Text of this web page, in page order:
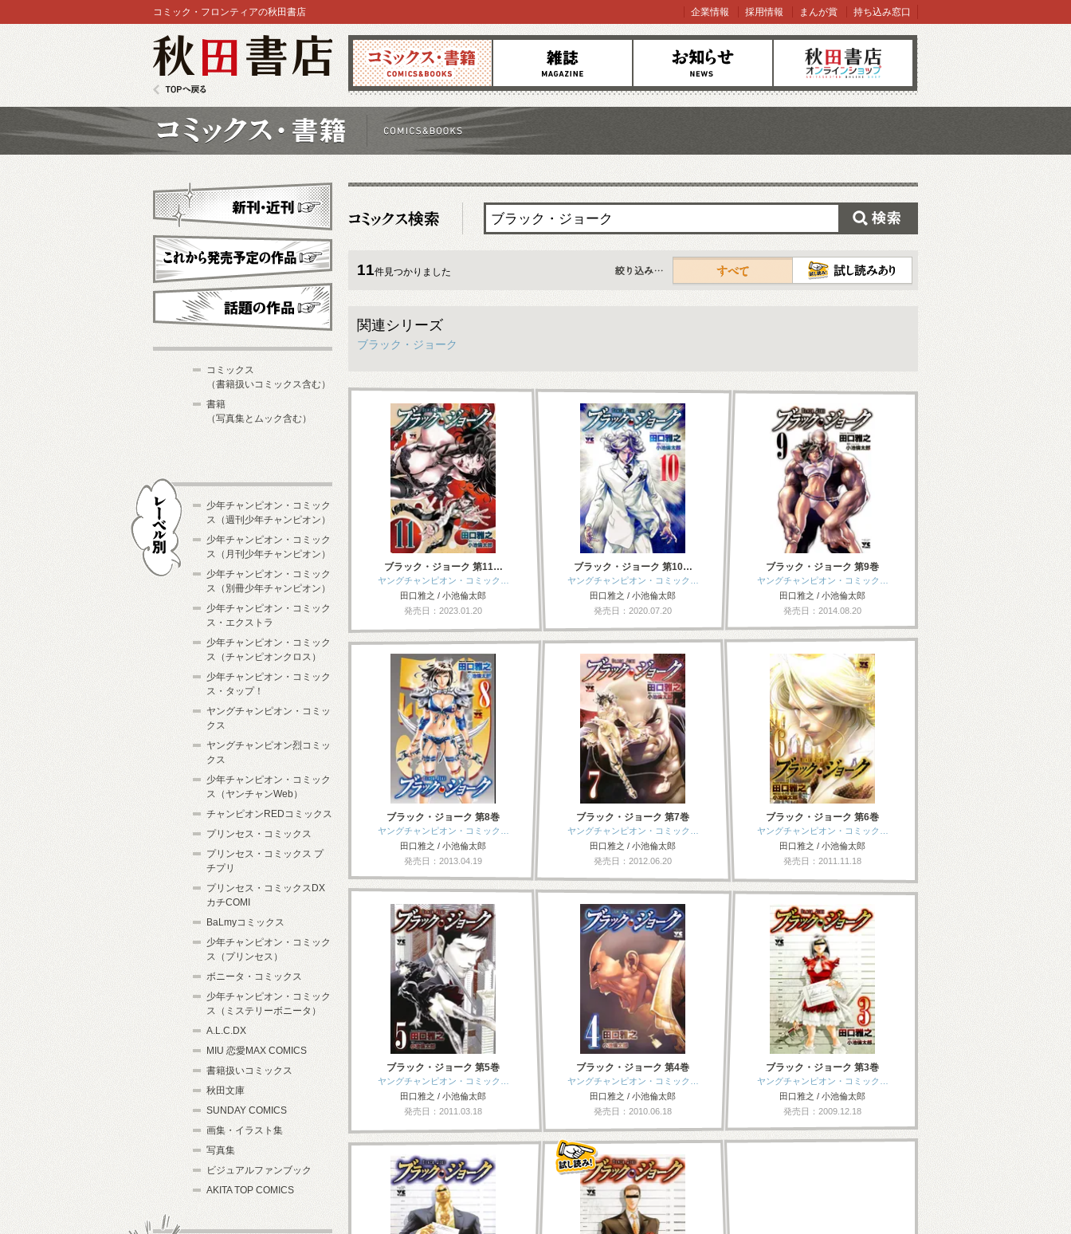
コミックス 雑誌 お知らせ オンラインショップ
コミック・フロンティアの秋田書店 企業情報 採用情報 まんが賞 持ち込み窓口
11件見つかりました
すべて
関連シリーズ
ブラック・ジョーク
ブラック・ジョーク 第11…
ヤングチャンピオン・コミック…
田口雅之 / 小池倫太郎
発売日：2023.01.20
ブラック・ジョーク 第10…
ヤングチャンピオン・コミック…
田口雅之 / 小池倫太郎
発売日：2020.07.20
ブラック・ジョーク 第9巻
ヤングチャンピオン・コミック…
田口雅之 / 小池倫太郎
発売日：2014.08.20
ブラック・ジョーク 第8巻
ヤングチャンピオン・コミック…
田口雅之 / 小池倫太郎
発売日：2013.04.19
ブラック・ジョーク 第7巻
ヤングチャンピオン・コミック…
田口雅之 / 小池倫太郎
発売日：2012.06.20
ブラック・ジョーク 第6巻
ヤングチャンピオン・コミック…
田口雅之 / 小池倫太郎
発売日：2011.11.18
ブラック・ジョーク 第5巻
ヤングチャンピオン・コミック…
田口雅之 / 小池倫太郎
発売日：2011.03.18
ブラック・ジョーク 第4巻
ヤングチャンピオン・コミック…
田口雅之 / 小池倫太郎
発売日：2010.06.18
ブラック・ジョーク 第3巻
ヤングチャンピオン・コミック…
田口雅之 / 小池倫太郎
発売日：2009.12.18
新刊・近刊
これから発売予定
コミックス
（書籍扱いコミックス含む）
書籍
（写真集とムック含む）
少年チャンピオン・コミック
ス（週刊少年チャンピオン）
少年チャンピオン・コミック
ス（月刊少年チャンピオン）
少年チャンピオン・コミック
ス（別冊少年チャンピオン）
少年チャンピオン・コミック
ス・エクストラ
少年チャンピオン・コミック
ス（チャンピオンクロス）
少年チャンピオン・コミック
ス・タップ！
ヤングチャンピオン・コミッ
クス
ヤングチャンピオン烈コミッ
クス
少年チャンピオン・コミック
ス（ヤンチャンWeb）
チャンピオンREDコミックス
プリンセス・コミックス
プリンセス・コミックス プ
チプリ
プリンセス・コミックスDX
カチCOMI
BaLmyコミックス
少年チャンピオン・コミック
ス（プリンセス）
ボニータ・コミックス
少年チャンピオン・コミック
ス（ミステリーボニータ）
A.L.C.DX
MIU 恋愛MAX COMICS
書籍扱いコミックス
秋田文庫
SUNDAY COMICS
画集・イラスト集
写真集
ビジュアルファンブック
AKITA TOP COMICS